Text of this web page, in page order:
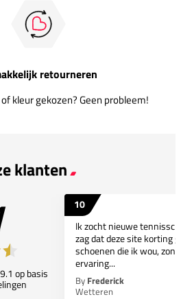
retourneren
kleur gekozen? Geen probleem!
klanten
op basis
10
Ik zocht nieuwe
zag dat deze site korting
schoenen die ik wou,
ervaring...
By Frederick
Wetteren